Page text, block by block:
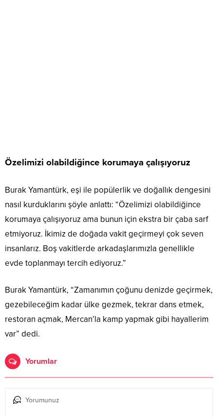
Özelimizi olabildiğince korumaya çalışıyoruz
Burak Yamantürk, eşi ile popülerlik ve doğallık dengesini
nasıl kurduklarını şöyle anlattı: “Özelimizi olabildiğince
korumaya çalışıyoruz ama bunun için ekstra bir çaba sarf
etmiyoruz. İkimiz de doğada vakit geçirmeyi çok seven
insanlarız. Boş vakitlerde arkadaşlarımızla genellikle
evde toplanmayı tercih ediyoruz.”
Burak Yamantürk, “Zamanımın çoğunu denizde geçirmek,
gezebileceğim kadar ülke gezmek, tekrar dans etmek,
restoran açmak, Mercan’la kamp yapmak gibi hayallerim
var” dedi.
Yorumlar